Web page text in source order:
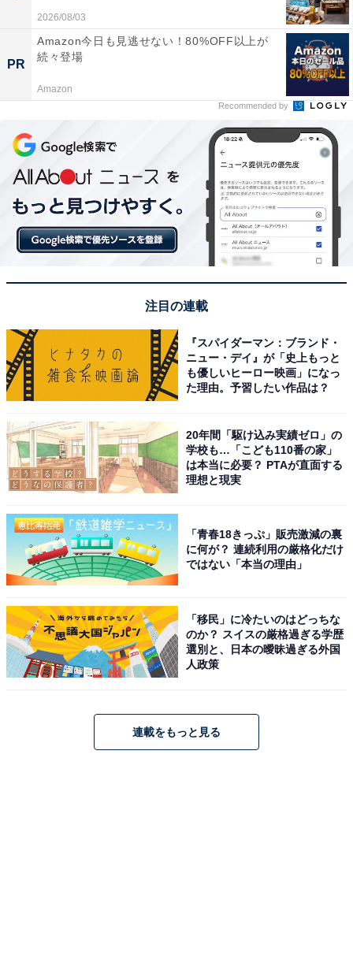
2026/08/03
PR
Amazon今日も見逃せない！80%OFF以上が
続々登場
Amazon
Recommended by
注目の連載
『スパイダーマン：ブランド・
ニュー・デイ』が「史上もっと
も優しいヒーロー映画」になっ
た理由。予習したい作品は？
20年間「駆け込み実績ゼロ」の
学校も…「こども110番の家」
は本当に必要？ PTAが直面する
理想と現実
「青春18きっぷ」販売激減の裏
に何が？ 連続利用の厳格化だけ
ではない「本当の理由」
「移民」に冷たいのはどっちな
のか？ スイスの厳格過ぎる学歴
選別と、日本の曖昧過ぎる外国
人政策
連載をもっと見る